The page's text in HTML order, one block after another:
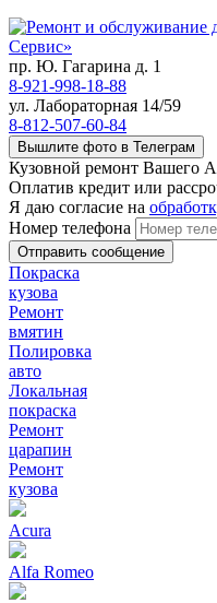
пр. Ю. Гагарина д. 1
8-921-998-18-88
ул. Лабораторная 14/59
8-812-507-60-84
Вышлите фото в Телеграм
Кузовной ремонт Вашего
Оплатив кредит или
Я даю согласие на
Номер телефона
Покраска
кузова
Ремонт
вмятин
Полировка
авто
Локальная
покраска
Ремонт
царапин
Ремонт
кузова
Acura
Alfa Romeo